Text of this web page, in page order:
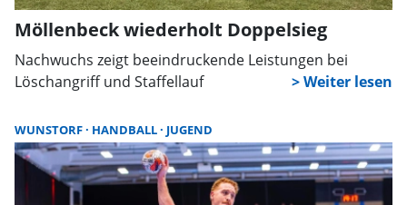
Möllenbeck wiederholt Doppelsieg
Nachwuchs zeigt beeindruckende Leistungen bei
Löschangriff und Staffellauf
WUNSTORF HANDBALL JUGEND